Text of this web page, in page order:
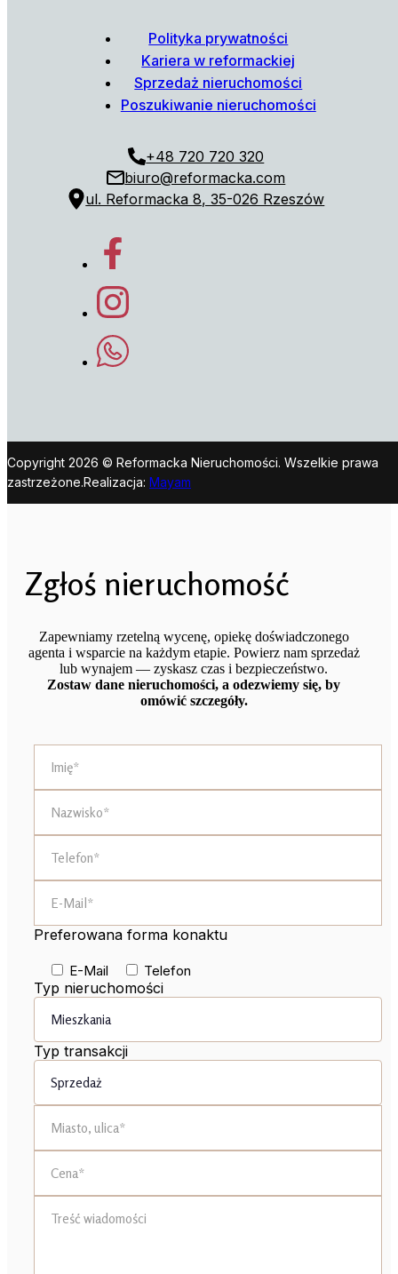
Polityka prywatności
Kariera w reformackiej
Sprzedaż nieruchomości
Poszukiwanie nieruchomości
+48 720 720 320
biuro@reformacka.com
ul. Reformacka 8, 35-026 Rzeszów
Copyright 2026 © Reformacka Nieruchomości. Wszelkie prawa
zastrzeżone.Realizacja: Mayam
Zgłoś nieruchomość
Zapewniamy rzetelną wycenę, opiekę doświadczonego
agenta i wsparcie na każdym etapie. Powierz nam sprzedaż
lub wynajem — zyskasz czas i bezpieczeństwo.
Zostaw dane nieruchomości, a odezwiemy się, by
omówić szczegóły.
Preferowana forma konaktu
E-Mail Telefon
Typ nieruchomości
Typ transakcji